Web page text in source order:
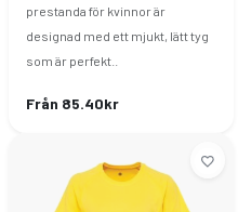
prestanda för kvinnor är
designad med ett mjukt, lätt tyg
som är perfekt..
Från 85.40kr